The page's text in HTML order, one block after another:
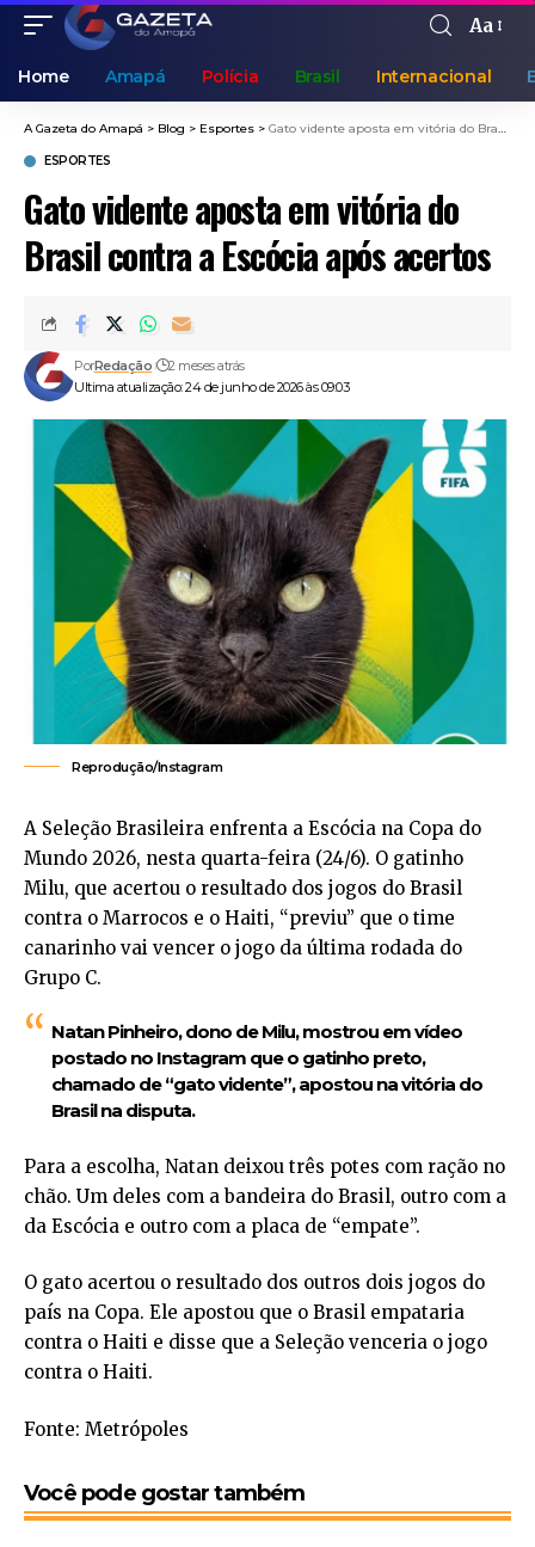
Aa
Home Amapá Polícia Brasil Internacional
A Gazeta do Amapá > Blog > Esportes > Gato vidente aposta em vitória do Brasil contra a Escócia após acertos
ESPORTES
Gato vidente aposta em vitória do
Brasil contra a Escócia após acertos
Ultima atualização: 24 de junho de 2026 às 09:03
PorRedação 2 meses atrás
Reprodução/Instagram
A Seleção Brasileira enfrenta a Escócia na Copa do
Mundo 2026, nesta quarta-feira (24/6). O gatinho
Milu, que acertou o resultado dos jogos do Brasil
contra o Marrocos e o Haiti, “previu” que o time
canarinho vai vencer o jogo da última rodada do
Grupo C.
Natan Pinheiro, dono de Milu, mostrou em vídeo
postado no Instagram que o gatinho preto,
chamado de “gato vidente”, apostou na vitória do
Brasil na disputa.
Para a escolha, Natan deixou três potes com ração no
chão. Um deles com a bandeira do Brasil, outro com a
da Escócia e outro com a placa de “empate”.
O gato acertou o resultado dos outros dois jogos do
país na Copa. Ele apostou que o Brasil empataria
contra o Haiti e disse que a Seleção venceria o jogo
contra o Haiti.
Fonte: Metrópoles
Você pode gostar também